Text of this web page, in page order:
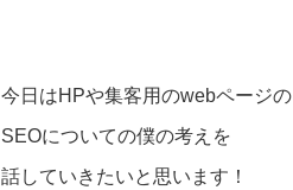
今日はHPや集客用のwebページの
SEOについての僕の考えを
話していきたいと思います！